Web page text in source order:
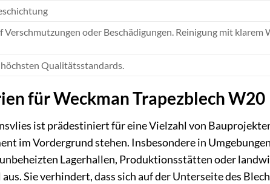
oder Beschädigungen. Reinigung mit klarem
Qualitätsstandards.
für Weckman Trapezblech W20
ist prädestiniert für eine Vielzahl von
im Vordergrund stehen. Insbesondere in
Lagerhallen, Produktionsstätten oder
Sie verhindert, dass sich auf der Unterseite des